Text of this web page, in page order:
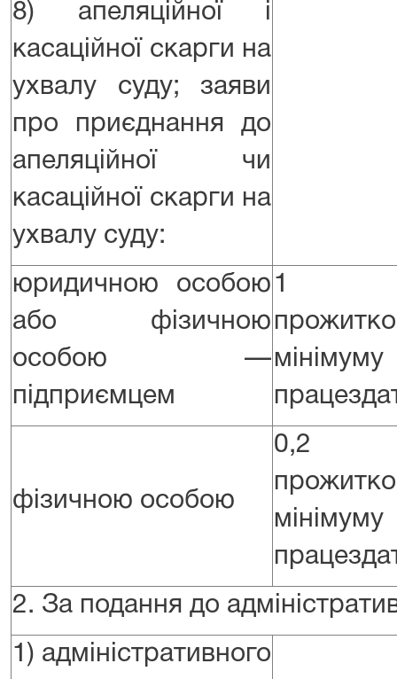
8) апеляційної і
касаційної скарги на
ухвалу суду; заяви
про приєднання до
апеляційної чи
касаційної скарги на
ухвалу суду:
юридичною особою
або фізичною
особою —
підприємцем
1
фізичною особою
0,2
2. За подання до
1) адміністративного